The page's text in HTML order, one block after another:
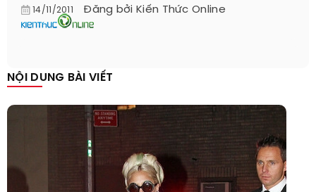
14/11/2011 Đăng bởi Kiến Thức Online
NỘI DUNG BÀI VIẾT